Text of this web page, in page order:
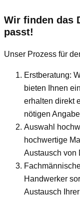
Wir finden das
passt!
Unser Prozess für
Erstberatung:
bieten Ihnen
erhalten direkt
nötigen
Auswahl
hochwertige
Austausch von
Handwerker
Austausch